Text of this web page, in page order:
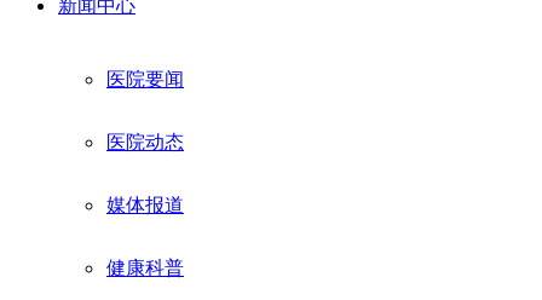
新闻中心
医院要闻
医院动态
媒体报道
健康科普